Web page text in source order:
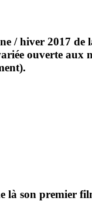
/ hiver 2017 de
ouverte aux
là son premier